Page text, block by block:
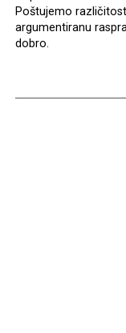
Poštujemo
argumentiranu
dobro.